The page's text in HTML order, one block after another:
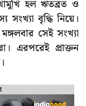
হল ঋতব্রত ও
সংখ্যা বৃদ্ধি নিয়ে।
সেই সংখ্যা
এরপরেই প্রাক্তন